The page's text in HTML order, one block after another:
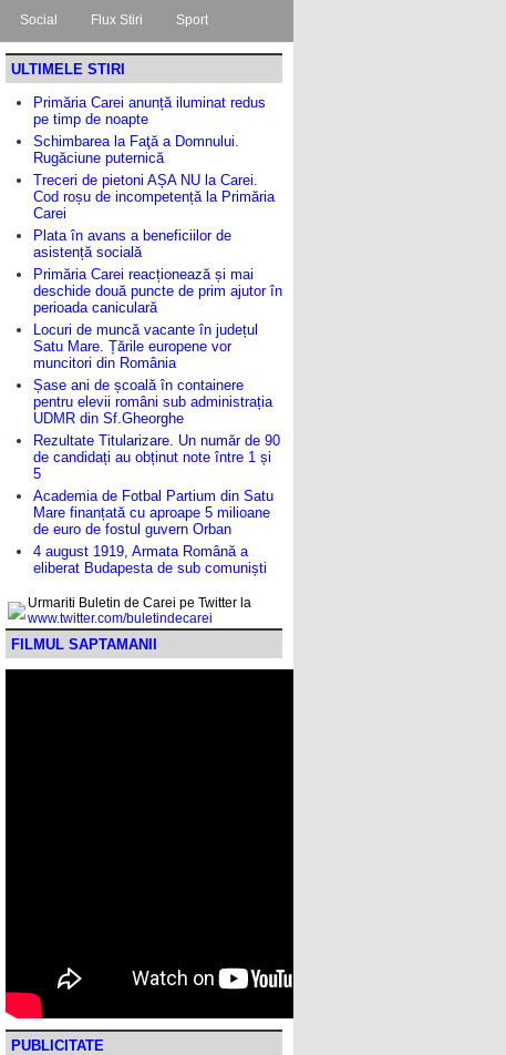
Social Flux Stiri Sport
ULTIMELE STIRI
Primăria Carei anunță iluminat redus
pe timp de noapte
Schimbarea la Faţă a Domnului.
Rugăciune puternică
Treceri de pietoni AȘA NU la Carei.
Cod roșu de incompetență la Primăria
Carei
Plata în avans a beneficiilor de
asistență socială
Primăria Carei reacționează și mai
deschide două puncte de prim ajutor în
perioada caniculară
Locuri de muncă vacante în județul
Satu Mare. Țările europene vor
muncitori din România
Șase ani de școală în containere
pentru elevii români sub administrația
UDMR din Sf.Gheorghe
Rezultate Titularizare. Un număr de 90
de candidați au obținut note între 1 și
5
Academia de Fotbal Partium din Satu
Mare finanțată cu aproape 5 milioane
de euro de fostul guvern Orban
4 august 1919, Armata Română a
eliberat Budapesta de sub comuniști
Urmariti Buletin de Carei pe Twitter la
www.twitter.com/buletindecarei
FILMUL SAPTAMANII
PUBLICITATE